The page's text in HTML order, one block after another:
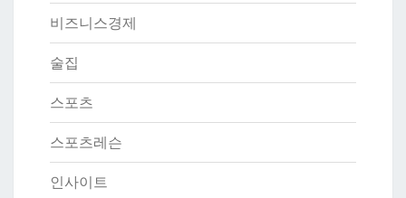
비즈니스경제
술집
스포츠
스포츠레슨
인사이트